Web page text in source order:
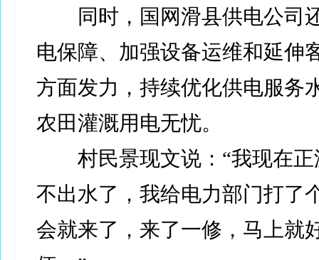
同时，国网滑县供电公司
电保障、加强设备运维和延伸
方面发力，持续优化供电服务
农田灌溉用电无忧。
村民景现文说：“我现在正
不出水了，我给电力部门打了
会就来了，来了一修，马上就